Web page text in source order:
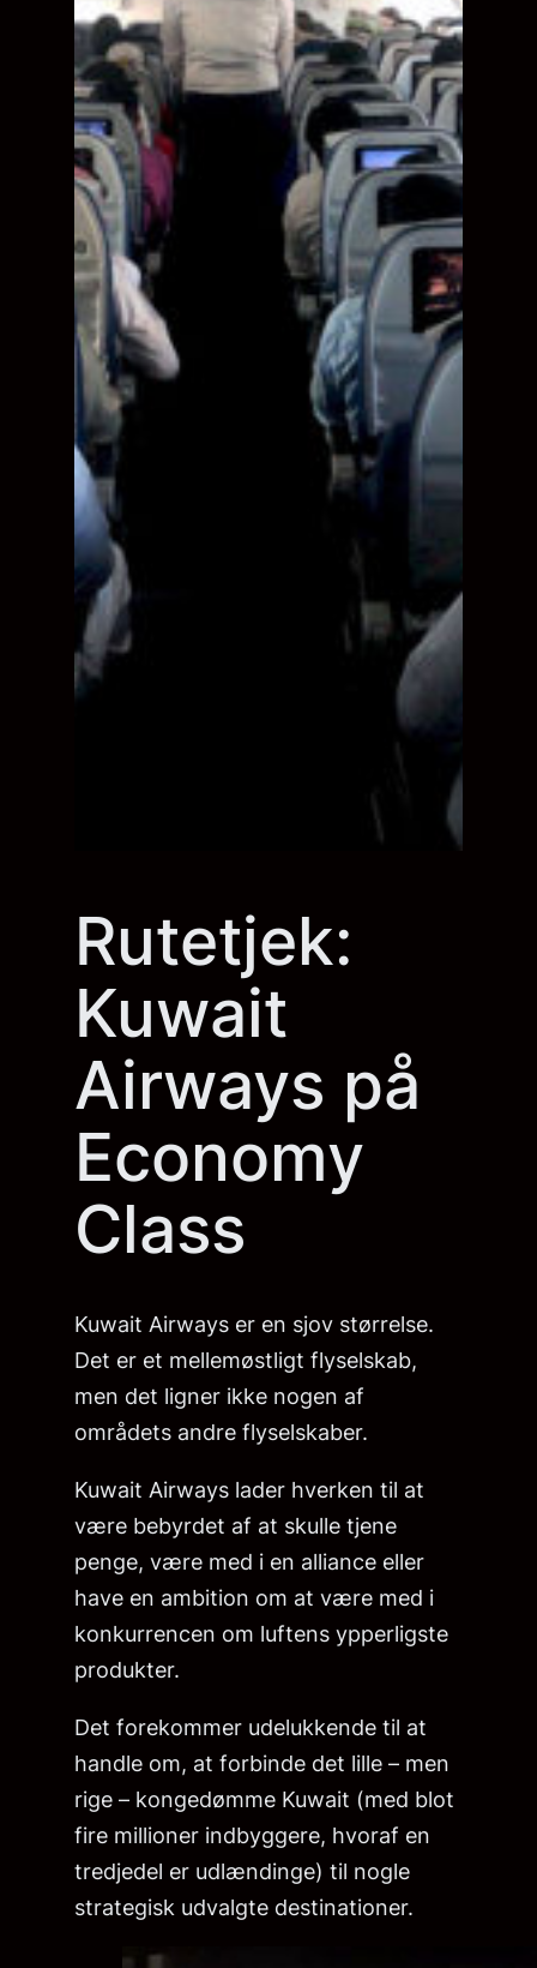
Rutetjek:
Kuwait
Airways på
Economy
Class
Kuwait Airways er en sjov størrelse.
Det er et mellemøstligt flyselskab,
men det ligner ikke nogen af
områdets andre flyselskaber.
Kuwait Airways lader hverken til at
være bebyrdet af at skulle tjene
penge, være med i en alliance eller
have en ambition om at være med i
konkurrencen om luftens ypperligste
produkter.
Det forekommer udelukkende til at
handle om, at forbinde det lille – men
rige – kongedømme Kuwait (med blot
fire millioner indbyggere, hvoraf en
tredjedel er udlændinge) til nogle
strategisk udvalgte destinationer.